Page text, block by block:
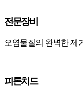
전문장비
오염물질의 완벽한 제
피톤치드